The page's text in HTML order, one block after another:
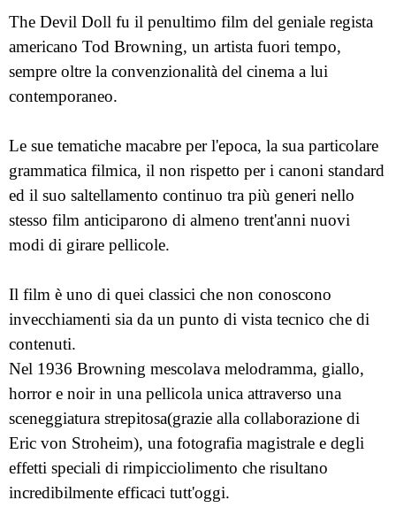
The Devil Doll fu il penultimo film del geniale regista
americano Tod Browning, un artista fuori tempo,
sempre oltre la convenzionalità del cinema a lui
contemporaneo.
Le sue tematiche macabre per l'epoca, la sua particolare
grammatica filmica, il non rispetto per i canoni standard
ed il suo saltellamento continuo tra più generi nello
stesso film anticiparono di almeno trent'anni nuovi
modi di girare pellicole.
Il film è uno di quei classici che non conoscono
invecchiamenti sia da un punto di vista tecnico che di
contenuti.
Nel 1936 Browning mescolava melodramma, giallo,
horror e noir in una pellicola unica attraverso una
sceneggiatura strepitosa(grazie alla collaborazione di
Eric von Stroheim), una fotografia magistrale e degli
effetti speciali di rimpicciolimento che risultano
incredibilmente efficaci tutt'oggi.